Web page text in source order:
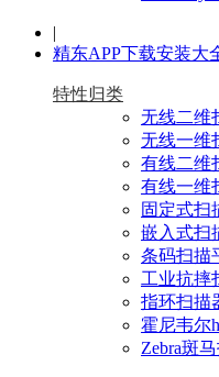
|
精东APP下载安装大
特性归类
无线二维
无线一维
有线二维
有线一维
固定式扫
嵌入式扫
条码扫描
工业抗摔
指环扫描
霍尼韦尔
Zebra斑